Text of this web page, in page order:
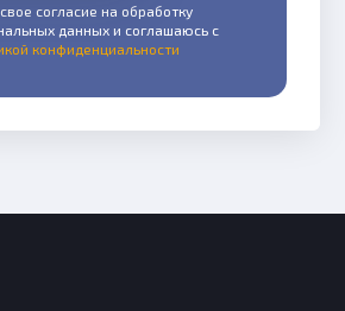
согласие на обработку
данных и соглашаюсь с
конфиденциальности